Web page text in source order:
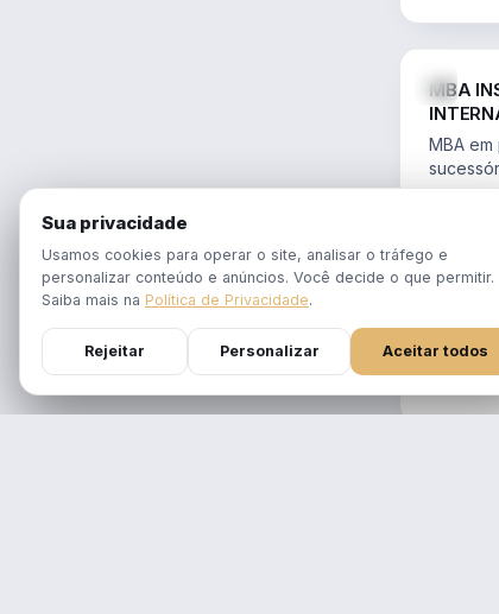
MBA
MBA
trusts e
14.754/
MBA
Aulas
DURAÇÃO
12 meses
Sua privacidade
Usamos cookies para operar o site, analisar o tráfego e
personalizar conteúdo e anúncios. Você decide o que permitir.
Saiba mais na Política de Privacidade.
Rejeitar Personalizar Aceitar todos